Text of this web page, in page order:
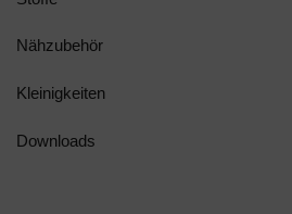
Nähzubehör
Kleinigkeiten
Downloads